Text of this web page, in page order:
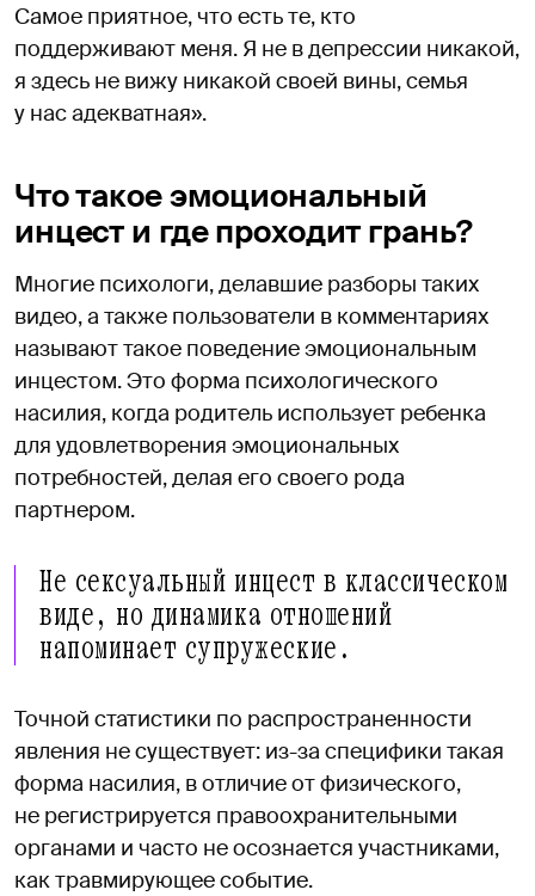
Самое приятное, что есть те, кто
поддерживают меня. Я не в депрессии никакой,
я здесь не вижу никакой своей вины, семья
у нас адекватная».
Что такое эмоциональный
инцест и где проходит грань?
Многие психологи, делавшие разборы таких
видео, а также пользователи в комментариях
называют такое поведение эмоциональным
инцестом. Это форма психологического
насилия, когда родитель использует ребенка
для удовлетворения эмоциональных
потребностей, делая его своего рода
партнером.
Не сексуальный инцест в классическом
виде, но динамика отношений
напоминает супружеские.
Точной статистики по распространенности
явления не существует: из-за специфики такая
форма насилия, в отличие от физического,
не регистрируется правоохранительными
органами и часто не осознается участниками,
как травмирующее событие.